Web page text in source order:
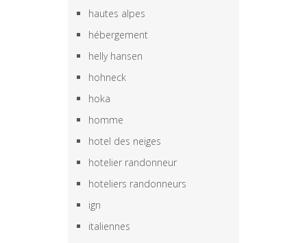
hautes alpes
hébergement
helly hansen
hohneck
hoka
homme
hotel des neiges
hotelier randonneur
hoteliers randonneurs
ign
italiennes